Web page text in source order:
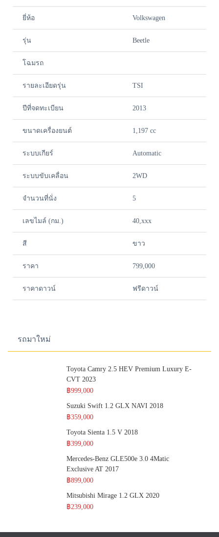
ยี่ห้อ Volkswagen
รุ่น Beetle
โฉมรถ
รายละเอียดรุ่น TSI
ปีที่จดทะเบียน 2013
ขนาดเครื่องยนต์ 1,197 cc
ระบบเกียร์ Automatic
ระบบขับเคลื่อน 2WD
จำนวนที่นั่ง 5
เลขไมล์ (กม.) 40,xxx
สี ขาว
ราคา 799,000
ราคาดาวน์ ฟรีดาวน์
รถมาใหม่
Toyota Camry 2.5 HEV Premium Luxury E-
CVT 2023
฿999,000
Suzuki Swift 1.2 GLX NAVI 2018
฿359,000
Toyota Sienta 1.5 V 2018
฿399,000
Mercedes-Benz GLE500e 3.0 4Matic
Exclusive AT 2017
฿899,000
Mitsubishi Mirage 1.2 GLX 2020
฿239,000